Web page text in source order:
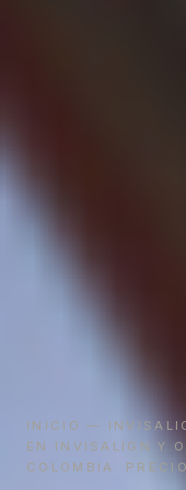
INICIO —
EN INVISALIGN Y
COLOMBIA.